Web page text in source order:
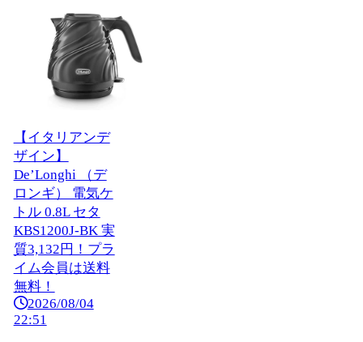
【イタリアンデ
ザイン】
De’Longhi （デ
ロンギ） 電気ケ
トル 0.8L セタ
KBS1200J-BK 実
質3,132円！プラ
イム会員は送料
無料！
2026/08/04
22:51